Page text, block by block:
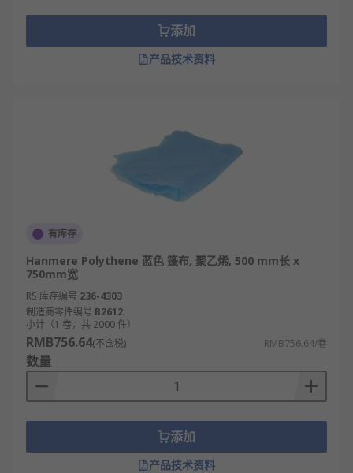
添加
产品技术资料
有库存
Hanmere Polythene 蓝色 篷布, 聚乙烯, 500 mm长 x
750mm宽
RS 库存编号 236-4303
制造商零件编号 B2612
小计（1 卷，共 2000 件）
RMB756.64(不含税) RMB756.64/卷
数量
添加
产品技术资料